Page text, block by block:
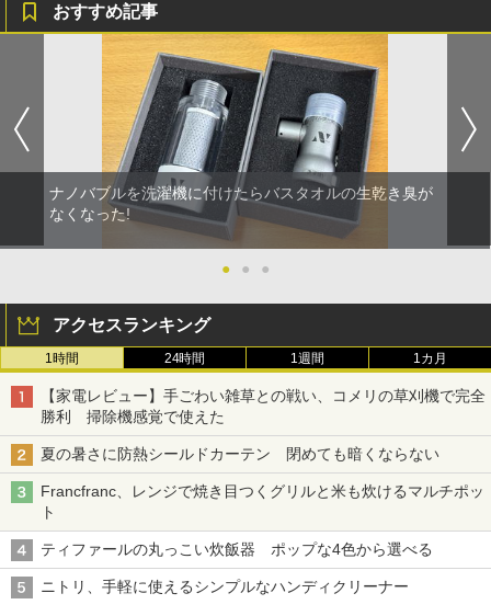
おすすめ記事
ナノバブルを洗濯機に付けたらバスタオルの生乾き臭が
なくなった!
● ● ●
アクセスランキング
1時間 24時間 1週間 1カ月
【家電レビュー】手ごわい雑草との戦い、コメリの草刈機で完全
勝利 掃除機感覚で使えた
夏の暑さに防熱シールドカーテン 閉めても暗くならない
Francfranc、レンジで焼き目つくグリルと米も炊けるマルチポッ
ト
ティファールの丸っこい炊飯器 ポップな4色から選べる
ニトリ、手軽に使えるシンプルなハンディクリーナー